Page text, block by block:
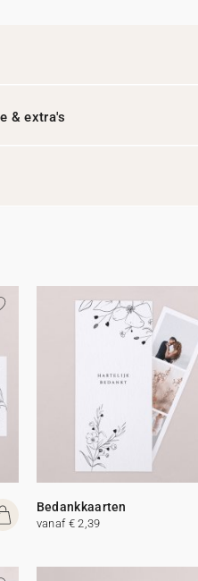
& extra's
Bedankkaarten
vanaf € 2,39